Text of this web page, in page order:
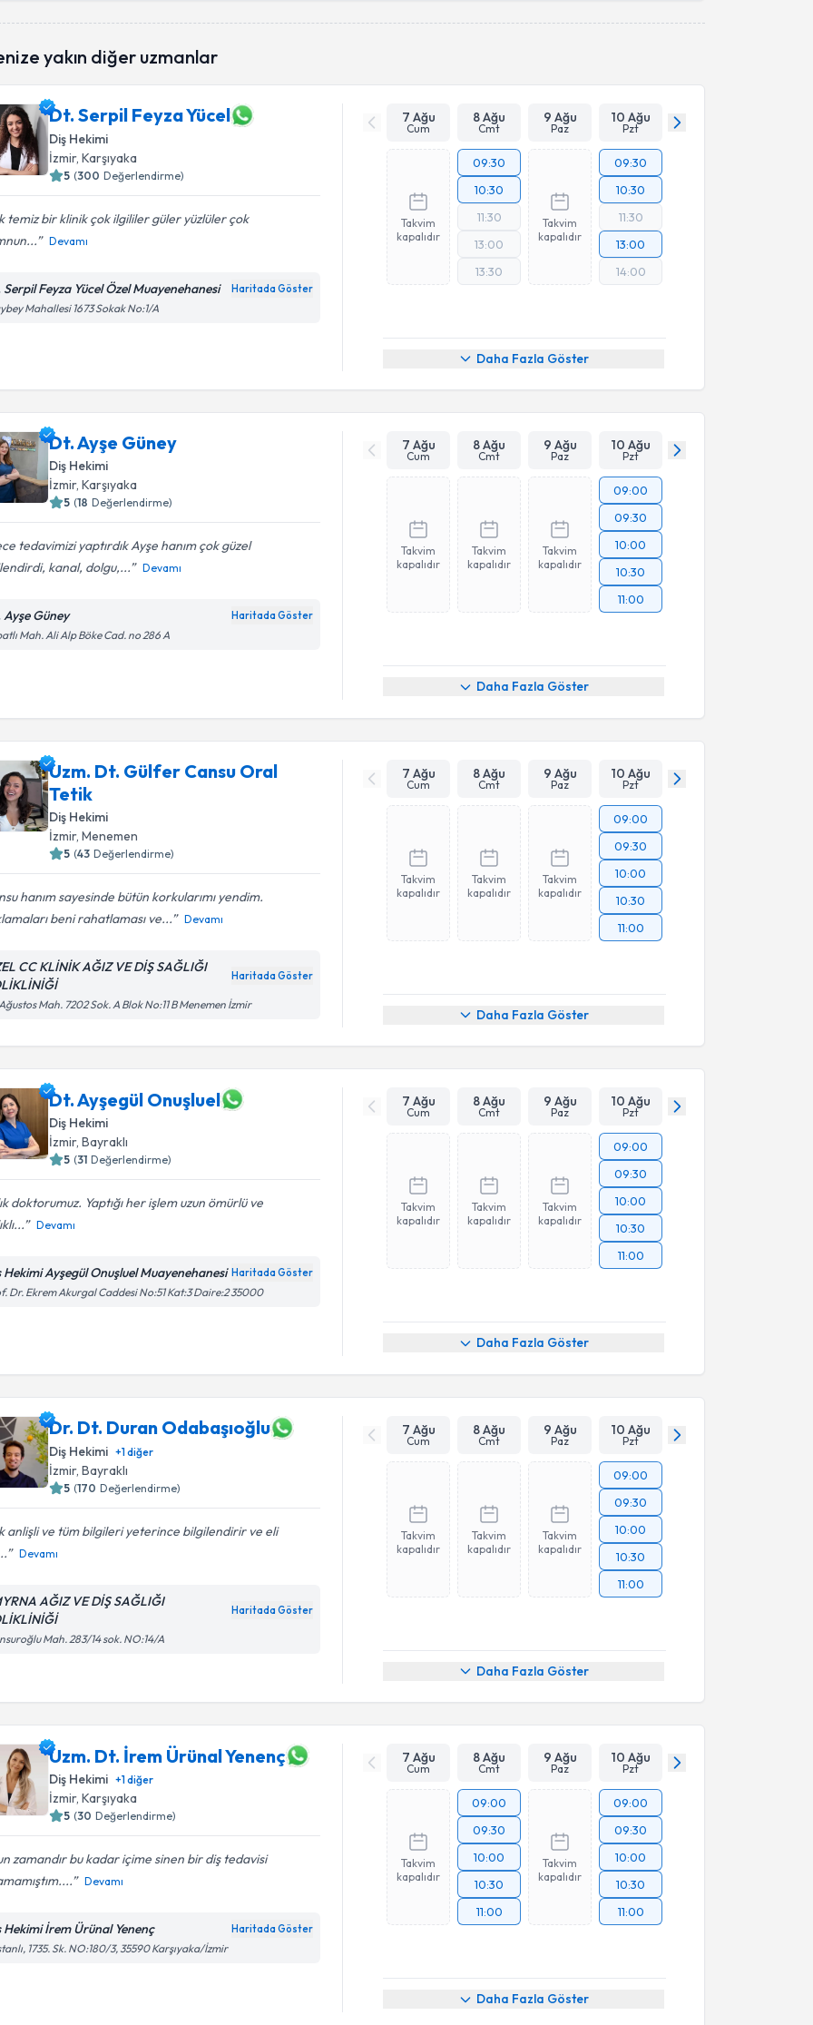
yakın diğer uzmanlar
Dt. Serpil Feyza Yücel
Diş Hekimi
İzmir, Karşıyaka
5 (300 Değerlendirme)
temiz bir klinik çok ilgililer güler yüzlüler çok
Devamı
Serpil Feyza Yücel Özel Muayenehanesi Haritada Göster
Mahallesi 1673 Sokak No:1/A
7 Ağu
Cum
8 Ağu
Cmt
9 Ağu
Paz
10 Ağu
Pzt
Takvim
kapalıdır
09:30
10:30
11:30
13:00
13:30
Takvim
kapalıdır
09:30
10:30
11:30
13:00
14:00
Daha Fazla Göster
Dt. Ayşe Güney
Diş Hekimi
İzmir, Karşıyaka
5 (18 Değerlendirme)
tedavimizi yaptırdık Ayşe hanım çok güzel
kanal, dolgu,...
Devamı
Ayşe Güney Haritada Göster
Mah. Ali Alp Böke Cad. no 286 A
7 Ağu
Cum
8 Ağu
Cmt
9 Ağu
Paz
10 Ağu
Pzt
Takvim
kapalıdır
Takvim
kapalıdır
Takvim
kapalıdır
09:00
09:30
10:00
10:30
11:00
Daha Fazla Göster
Uzm. Dt. Gülfer Cansu Oral
Tetik
Diş Hekimi
İzmir, Menemen
5 (43 Değerlendirme)
hanım sayesinde bütün korkularımı yendim.
beni rahatlaması ve...
Devamı
CC KLİNİK AĞIZ VE DİŞ SAĞLIĞI
Haritada Göster
Mah. 7202 Sok. A Blok No:11 B Menemen İzmir
7 Ağu
Cum
8 Ağu
Cmt
9 Ağu
Paz
10 Ağu
Pzt
Takvim
kapalıdır
Takvim
kapalıdır
Takvim
kapalıdır
09:00
09:30
10:00
10:30
11:00
Daha Fazla Göster
Dt. Ayşegül Onuşluel
Diş Hekimi
İzmir, Bayraklı
5 (31 Değerlendirme)
doktorumuz. Yaptığı her işlem uzun ömürlü ve
Devamı
Hekimi Ayşegül Onuşluel Muayenehanesi Haritada Göster
Dr. Ekrem Akurgal Caddesi No:51 Kat:3 Daire:2 35000
7 Ağu
Cum
8 Ağu
Cmt
9 Ağu
Paz
10 Ağu
Pzt
Takvim
kapalıdır
Takvim
kapalıdır
Takvim
kapalıdır
09:00
09:30
10:00
10:30
11:00
Daha Fazla Göster
Dr. Dt. Duran Odabaşıoğlu
Diş Hekimi +1diğer
İzmir, Bayraklı
5 (170 Değerlendirme)
anlişli ve tüm bilgileri yeterince bilgilendirir ve eli
Devamı
AĞIZ VE DİŞ SAĞLIĞI
Haritada Göster
Mah. 283/14 sok. NO:14/A
7 Ağu
Cum
8 Ağu
Cmt
9 Ağu
Paz
10 Ağu
Pzt
Takvim
kapalıdır
Takvim
kapalıdır
Takvim
kapalıdır
09:00
09:30
10:00
10:30
11:00
Daha Fazla Göster
Uzm. Dt. İrem Ürünal Yenenç
Diş Hekimi +1diğer
İzmir, Karşıyaka
5 (30 Değerlendirme)
zamandır bu kadar içime sinen bir diş tedavisi
Devamı
Hekimi İrem Ürünal Yenenç Haritada Göster
1735. Sk. NO:180/3, 35590 Karşıyaka/İzmir
7 Ağu
Cum
8 Ağu
Cmt
9 Ağu
Paz
10 Ağu
Pzt
Takvim
kapalıdır
09:00
09:30
10:00
10:30
11:00
Takvim
kapalıdır
09:00
09:30
10:00
10:30
11:00
Daha Fazla Göster